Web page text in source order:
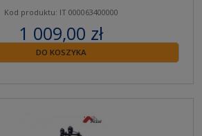
Kod produktu: IT 000063400000
1 009,00 zł
zawiera 23% VAT
DO KOSZYKA